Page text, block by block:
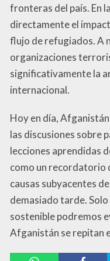
fronteras del país. En
directamente el
flujo de refugiados. A
organizaciones
significativamente la
internacional.
Hoy en día,
las discusiones sobre
lecciones aprendidas
como un recordatorio
causas subyacentes
demasiado tarde.
sostenible podremos
Afganistán se repitan